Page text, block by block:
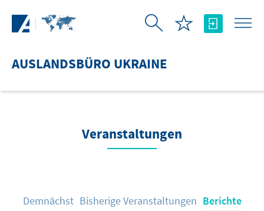
AUSLANDSBÜRO UKRAINE
Veranstaltungen
Demnächst Bisherige Veranstaltungen Berichte